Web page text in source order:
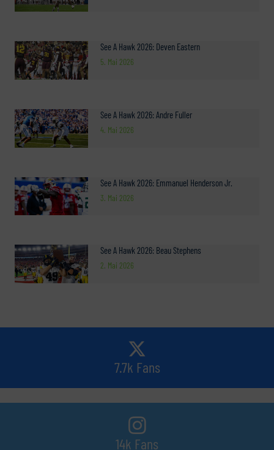
See A Hawk 2026: Deven Eastern
5. Mai 2026
See A Hawk 2026: Andre Fuller
4. Mai 2026
See A Hawk 2026: Emmanuel Henderson Jr.
3. Mai 2026
See A Hawk 2026: Beau Stephens
2. Mai 2026
7.7k Fans
14k Fans